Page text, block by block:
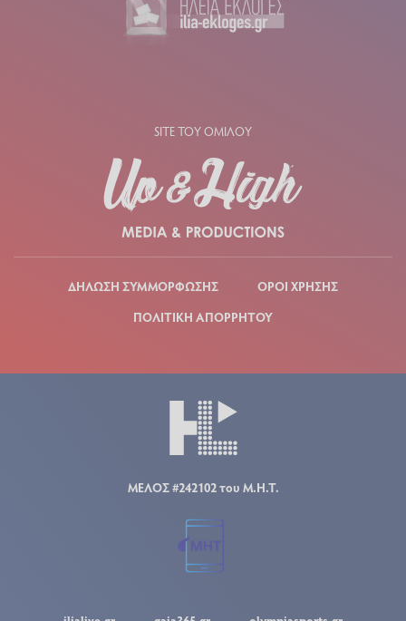
SITE ΤΟΥ ΟΜΙΛΟΥ
ΔΗΛΩΣΗ ΣΥΜΜΟΡΦΩΣΗΣ
ΟΡΟΙ ΧΡΗΣΗΣ
ΠΟΛΙΤΙΚΗ ΑΠΟΡΡΗΤΟΥ
ΜΕΛΟΣ #242102 του Μ.Η.Τ.